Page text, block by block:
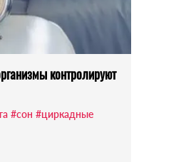
контролируют
#сон #циркадные